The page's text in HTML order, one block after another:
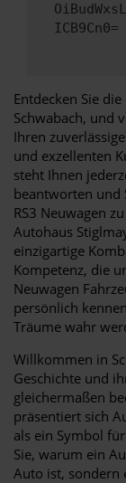
ICB9Cn0=
Entdecken Sie
Schwabach, und
Ihren
und exzellenten
steht Ihnen
beantworten und
RS3 Neuwagen
Autohaus
einzigartige
Kompetenz, die
Neuwagen
persönlich
Träume wahr
Willkommen in
Geschichte und
gleichermaßen
präsentiert sich
als ein Symbol
Sie, warum ein
Auto ist, sondern